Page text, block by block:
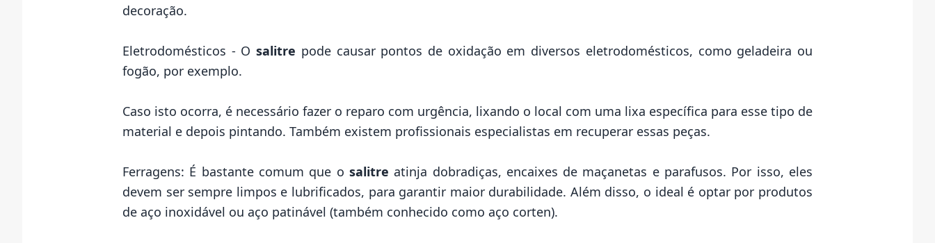
decoração.
Eletrodomésticos - Osalitre pode causar pontos de oxidação em diversos eletrodomésticos, como geladeira ou
fogão, por exemplo.
Caso isto ocorra, é necessário fazer o reparo com urgência, lixando o local com uma lixa específica para esse tipo de
material e depois pintando. Também existem profissionais especialistas em recuperar essas peças.
Ferragens: É bastante comum que o salitre atinja dobradiças, encaixes de maçanetas e parafusos. Por isso, eles
devem ser sempre limpos e lubrificados, para garantir maior durabilidade. Além disso, o ideal é optar por produtos
de aço inoxidável ou aço patinável (também conhecido como aço corten).